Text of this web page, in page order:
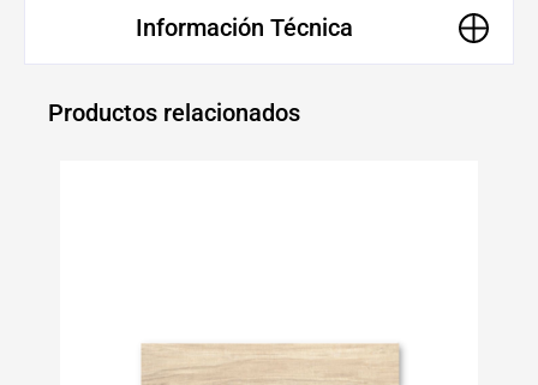
Información Técnica
Productos relacionados